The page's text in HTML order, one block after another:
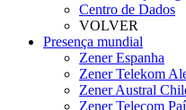
Centro de Dados
VOLVER
Presença mundial
Zener Espanha
Zener Telekom
Zener Austral
Zener Telecom